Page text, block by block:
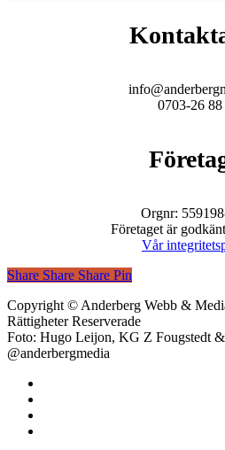
0703-26 88
Orgnr:
Företaget är
Vår
Share
Share Share Share Pin
Copyright © Anderberg Webb &
Rättigheter Reserverade
Foto: Hugo Leijon, KG Z Fougstedt
@anderbergmedia